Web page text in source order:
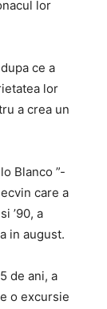
lor
ce a
lor
a crea un
Blanco ”-
care a
’90, a
in august.
de ani, a
o excursie